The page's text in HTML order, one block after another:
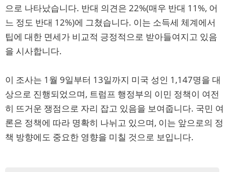
으로 나타났습니다. 반대 의견은 22%(매우 반대 11%, 어
느 정도 반대 12%)에 그쳤습니다. 이는 소득세 체계에서
팁에 대한 면세가 비교적 긍정적으로 받아들여지고 있음
을 시사합니다.
이 조사는 1월 9일부터 13일까지 미국 성인 1,147명을 대
상으로 진행되었으며, 트럼프 행정부의 이민 정책이 여전
히 뜨거운 쟁점으로 자리 잡고 있음을 보여줍니다. 국민 여
론은 정책에 따라 명확히 나뉘고 있으며, 이는 앞으로의 정
책 방향에도 중요한 영향을 미칠 것으로 보입니다.